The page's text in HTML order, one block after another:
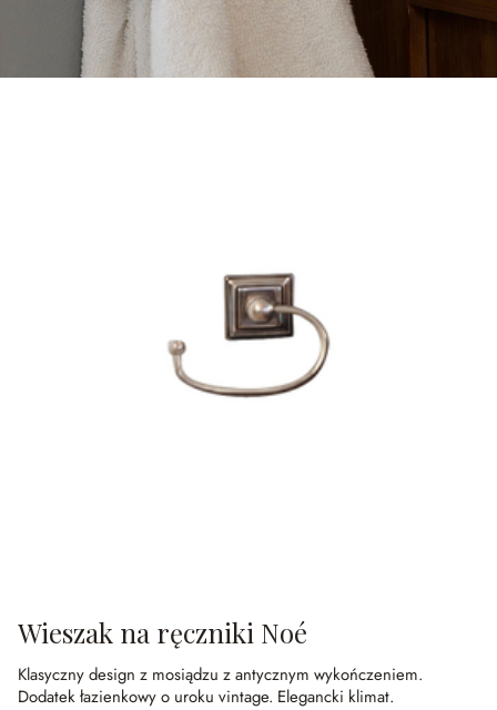
Wieszak na ręczniki Noé
Klasyczny design z mosiądzu z antycznym wykończeniem.
Dodatek łazienkowy o uroku vintage. Elegancki klimat.